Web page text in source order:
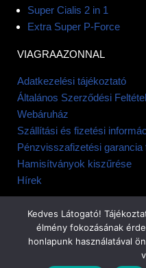
Super Cialis 2 in 1
Extra Super P-Force
VIAGRAAZONNAL
Adatkezelési tájékoztató
Általános Szerződési
Webáruház
Szállítási és fizetési
Pénzvisszafizetési garancia
Hamisítványok kiszűrése
Hírek
© All
Kedves Látogató!
élmény fokozásának
honlapunk használatával